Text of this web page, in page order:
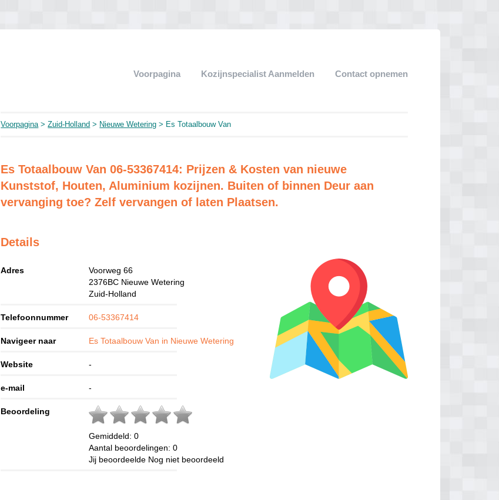
Voorpagina Kozijnspecialist Aanmelden Contact opnemen
Voorpagina>Zuid-Holland > Nieuwe Wetering > Es Totaalbouw Van
Es Totaalbouw Van 06-53367414: Prijzen & Kosten van nieuwe
Kunststof, Houten, Aluminium kozijnen. Buiten of binnen Deur aan
vervanging toe? Zelf vervangen of laten Plaatsen.
Details
Adres
Voorweg 66
2376BC Nieuwe Wetering
Zuid-Holland
Telefoonnummer 06-53367414
Navigeer naar Es Totaalbouw Van in Nieuwe Wetering
Website -
e-mail -
Beoordeling
Gemiddeld:0
Aantal beoordelingen:0
Jij beoordeelde Nog niet beoordeeld